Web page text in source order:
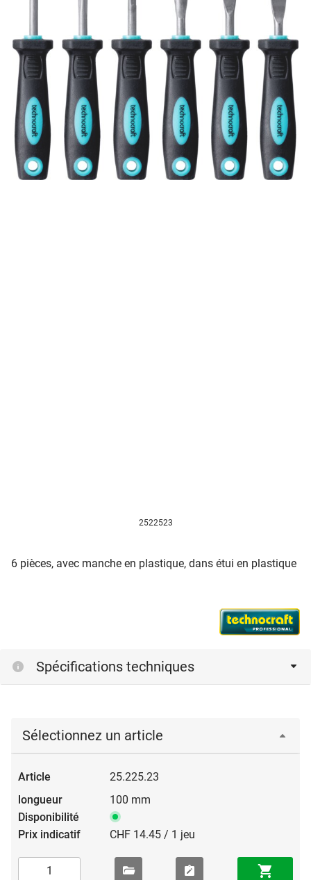
2522523
6 pièces, avec manche en plastique, dans étui en plastique
Spécifications techniques
Sélectionnez un article
25.225.23
100 mm
CHF 14.45 / 1 jeu